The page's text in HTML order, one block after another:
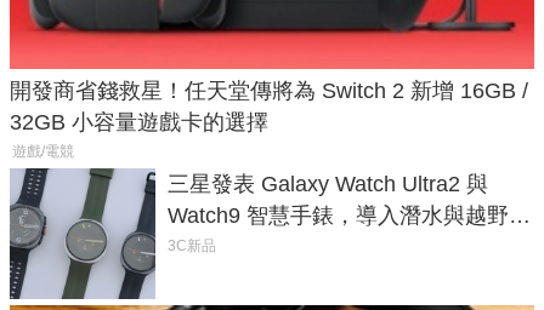
開發商省錢救星！任天堂傳將為 Switch 2 新增 16GB /
32GB 小容量遊戲卡的選擇
遊戲/電競
三星發表 Galaxy Watch Ultra2 與
Watch9 智慧手錶，導入潛水與越野跑
導航功能
3C新品